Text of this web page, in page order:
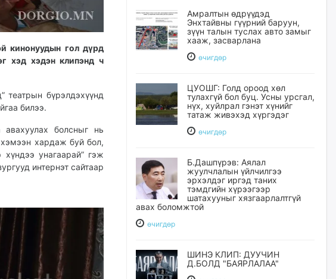
кинонуудын гол дүрд
хэд хэдэн клипэнд ч
театрын бүрэлдэхүүнд
билээ.
авахуулах болсныг нь
хэмээн хардаж буй бол,
унагаарай” гэж
интернэт сайтаар
Амралтын өдрүүдэд
Энхтайвны гүүрний баруун,
зүүн талын туслах авто замыг
хааж, засварлана
өчигдѳр
ЦУОШГ: Голд ороод хөл
тулахгүй бол буц. Усны урсгал,
нүх, хуйлрал гэнэт хүнийг
татаж живэхэд хүргэдэг
өчигдѳр
Б.Дашпүрэв: Аялал
жуулчлалын үйлчилгээ
эрхэлдэг иргэд таних
тэмдгийн хүрээгээр
шатахууныг хязгаарлалтгүй
авах боломжтой
өчигдѳр
ШИНЭ КЛИП: ДУУЧИН
Д.БОЛД "БАЯРЛАЛАА"